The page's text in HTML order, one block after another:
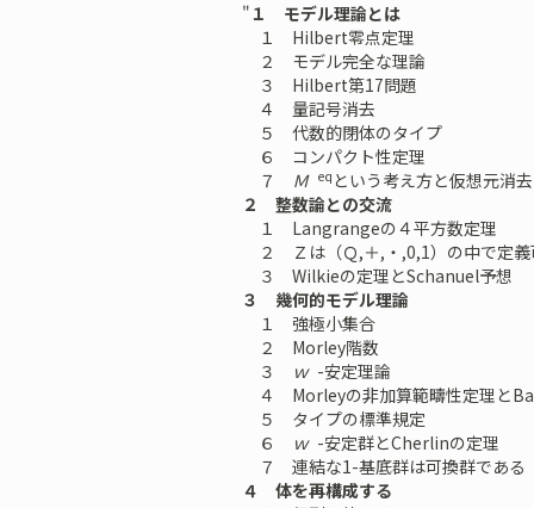
" １ モデル理論とは
１ Hilbert零点定理
２ モデル完全な理論
３ Hilbert第17問題
４ 量記号消去
５ 代数的閉体のタイプ
６ コンパクト性定理
７
Ｍ eq という考え方と仮想元消去
２ 整数論との交流
１ Langrangeの４平方数定理
２ Ｚは（Ｑ,＋,・,0,1）の中で定義
３ Wilkieの定理とSchanuel予想
３ 幾何的モデル理論
１ 強極小集合
２ Morley階数
３
ｗ -安定理論
４ Morleyの非加算範疇性定理と
５ タイプの標準規定
６
ｗ -安定群とCherlinの定理
７ 連結な1-基底群は可換群である
４ 体を再構成する